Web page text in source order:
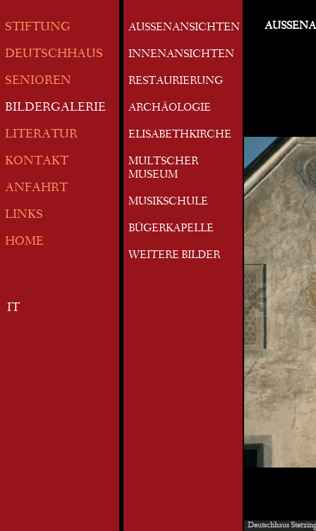
STIFTUNG
DEUTSCHHAUS
SENIOREN
BILDERGALERIE
LITERATUR
KONTAKT
ANFAHRT
LINKS
HOME
IT
AUSSENANSICHTEN
INNENANSICHTEN
RESTAURIERUNG
ARCHÄOLOGIE
ELISABETHKIRCHE
MULTSCHER
MUSEUM
MUSIKSCHULE
BÜGERKAPELLE
WEITERE BILDER
Deutschhaus